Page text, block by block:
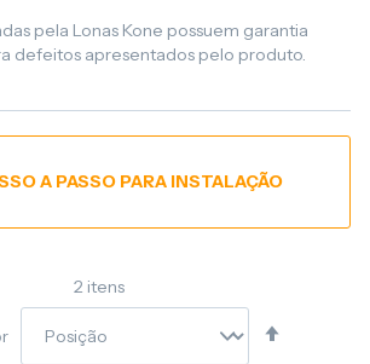
pela Lonas Kone possuem garantia
defeitos apresentados pelo produto.
2 itens
A PASSO PARA INSTALAÇÃO